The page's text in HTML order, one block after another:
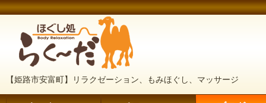
【姫路市安富町】リラクゼーション、もみほぐし、マッサージ